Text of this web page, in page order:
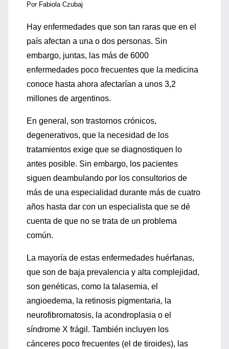
Por Fabiola Czubaj
Hay enfermedades que son tan raras que en el
país afectan a una o dos personas. Sin
embargo, juntas, las más de 6000
enfermedades poco frecuentes que la medicina
conoce hasta ahora afectarían a unos 3,2
millones de argentinos.
En general, son trastornos crónicos,
degenerativos, que la necesidad de los
tratamientos exige que se diagnostiquen lo
antes posible. Sin embargo, los pacientes
siguen deambulando por los consultorios de
más de una especialidad durante más de cuatro
años hasta dar con un especialista que se dé
cuenta de que no se trata de un problema
común.
La mayoría de estas enfermedades huérfanas,
que son de baja prevalencia y alta complejidad,
son genéticas, como la talasemia, el
angioedema, la retinosis pigmentaria, la
neurofibromatosis, la acondroplasia o el
síndrome X frágil. También incluyen los
cánceres poco frecuentes (el de tiroides), las